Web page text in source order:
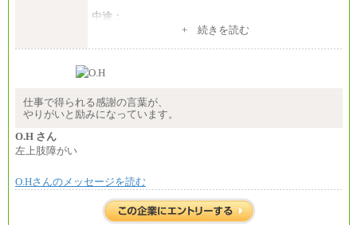
中途：
（１）～（４）274,000円（月給）～
※経験・年齢などを考慮のうえ、当社規程により優
※業務内容・勤務形態に応じて、上記給与の範囲内
※試用期間中も給与に変更はございません
+ 続きを読む
仕事で得られる感謝の言葉が、
やりがいと励みになっています。
O.H さん
左上肢障がい
O.Hさんのメッセージを読む